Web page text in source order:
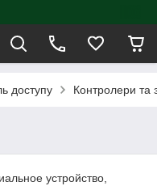
доступу Контролери та
устройство,